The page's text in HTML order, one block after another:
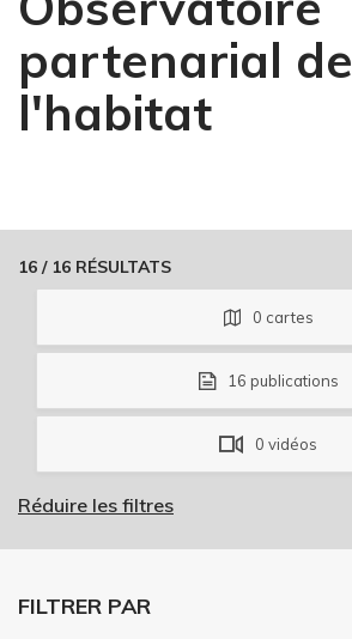
partenarial de
l'habitat
16 / 16 RÉSULTATS
0 cartes
16 publications
0 vidéos
Réduire les filtres
FILTRER PAR